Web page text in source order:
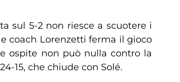
sul 5-2 non riesce a scuotere i
coach Lorenzetti ferma il gioco
ospite non può nulla contro la
15, che chiude con Solé.